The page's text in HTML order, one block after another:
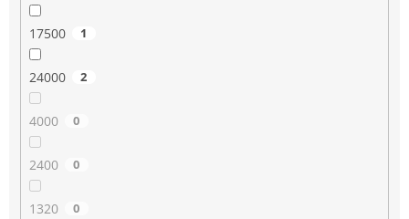
17500 1
24000 2
4000 0
2400 0
1320 0